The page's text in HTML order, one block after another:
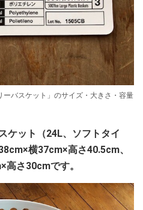
バスケット」のサイズ・大きさ・容量
ケット（24L、ソフトタイ
横37cm×高さ40.5cm、
さ30cmです。